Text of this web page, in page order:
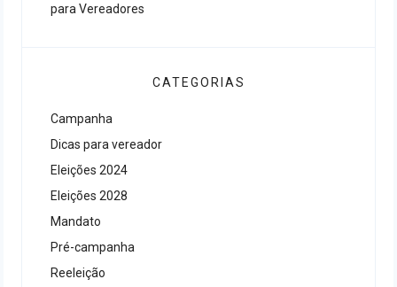
para Vereadores
CATEGORIAS
Campanha
Dicas para vereador
Eleições 2024
Eleições 2028
Mandato
Pré-campanha
Reeleição